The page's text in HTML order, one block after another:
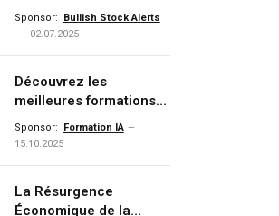
et ceux qui veulent
comprendre, investir et
Sponsor:
Bullish Stock Alerts
02.07.2025
Découvrez les
meilleures formations
Data, IA, automatisation
et investissement
écosystème d’experts
Sponsor:
Formation IA
15.10.2025
La Résurgence
Économique de la